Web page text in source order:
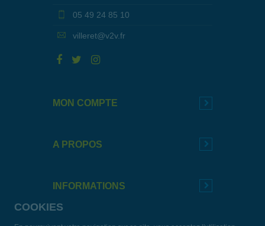
05 49 24 85 10
villeret@v2v.fr
MON COMPTE
A PROPOS
INFORMATIONS
COOKIES